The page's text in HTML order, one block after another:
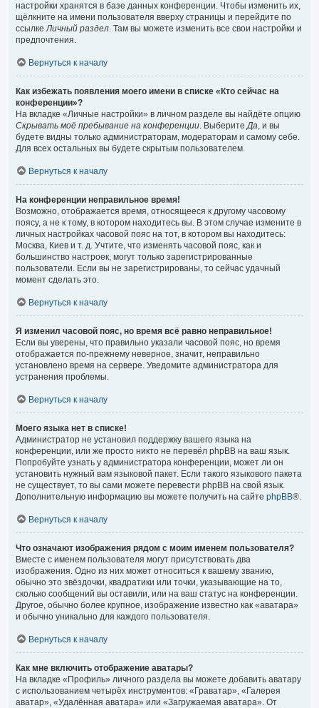
настройки хранятся в базе данных конференции. Чтобы изменить их,
щёлкните на имени пользователя вверху страницы и перейдите по
ссылкеЛичный раздел. Там вы можете изменить все свои настройки и
предпочтения.
Вернуться к началу
Как избежать появления моего имени в списке «Кто сейчас на
конференции»?
На вкладке «Личные настройки» в личном разделе вы найдёте опцию
Скрывать моё пребывание на конференции. ВыберитеДа, и вы
будете видны только администраторам, модераторам и самому себе.
Для всех остальных вы будете скрытым пользователем.
Вернуться к началу
На конференции неправильное время!
Возможно, отображается время, относящееся к другому часовому
поясу, а не к тому, в котором находитесь вы. В этом случае измените в
личных настройках часовой пояс на тот, в котором вы находитесь:
Москва, Киев и т. д. Учтите, что изменять часовой пояс, как и
большинство настроек, могут только зарегистрированные
пользователи. Если вы не зарегистрированы, то сейчас удачный
момент сделать это.
Вернуться к началу
Я изменил часовой пояс, но время всё равно неправильное!
Если вы уверены, что правильно указали часовой пояс, но время
отображается по-прежнему неверное, значит, неправильно
установлено время на сервере. Уведомите администратора для
устранения проблемы.
Вернуться к началу
Моего языка нет в списке!
Администратор не установил поддержку вашего языка на
конференции, или же просто никто не перевёл phpBB на ваш язык.
Попробуйте узнать у администратора конференции, может ли он
установить нужный вам языковой пакет. Если такого языкового пакета
не существует, то вы сами можете перевести phpBB на свой язык.
Дополнительную информацию вы можете получить на сайте phpBB®.
Вернуться к началу
Что означают изображения рядом с моим именем пользователя?
Вместе с именем пользователя могут присутствовать два
изображения. Одно из них может относиться к вашему званию,
обычно это звёздочки, квадратики или точки, указывающие на то,
сколько сообщений вы оставили, или на ваш статус на конференции.
Другое, обычно более крупное, изображение известно как «аватара»
и обычно уникально для каждого пользователя.
Вернуться к началу
Как мне включить отображение аватары?
На вкладке «Профиль» личного раздела вы можете добавить аватару
с использованием четырёх инструментов: «Граватар», «Галерея
аватар», «Удалённая аватара» или «Загружаемая аватара». От